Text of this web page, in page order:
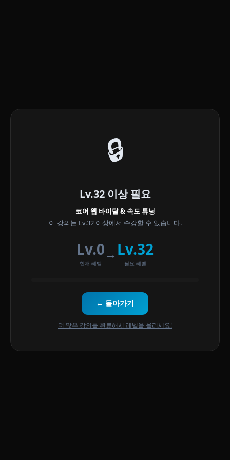
🔒
Lv.32 이상 필요
코어 웹 바이탈 & 속도 튜닝
이 강의는 Lv.32 이상에서 수강할 수 있습니다.
Lv.0
현재 레벨
→ Lv.32
필요 레벨
← 돌아가기
더 많은 강의를 완료해서 레벨을 올리세요!